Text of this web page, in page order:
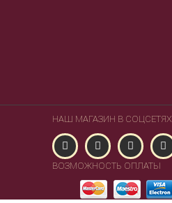
НАШ МАГАЗИН В СОЦСЕТЯХ
ВОЗМОЖНОСТЬ ОПЛАТЫ